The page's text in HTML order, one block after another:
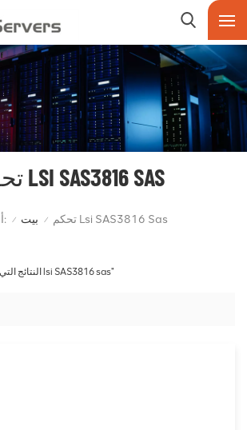
تحكم LSI SAS3816 SAS
أنت في: / بيت / تحكم Lsi SAS3816 Sas
1 النتائج التي تم العثور عليها ل "تحكم lsi SAS3816 sas"